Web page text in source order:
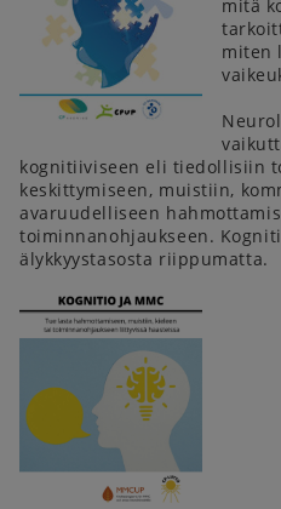
mitä
miten
kognitiiviseen eli tiedollisiin
keskittymiseen, muistiin,
avaruudelliseen
toiminnanohjaukseen.
älykkyystasosta riippumatta.